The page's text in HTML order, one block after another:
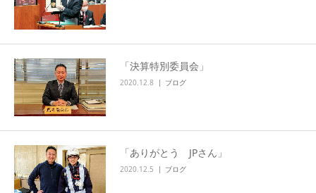
「決算特別委員会」
2020.12.8 ブログ
「ありがとう JPさん」
2020.12.5 ブログ